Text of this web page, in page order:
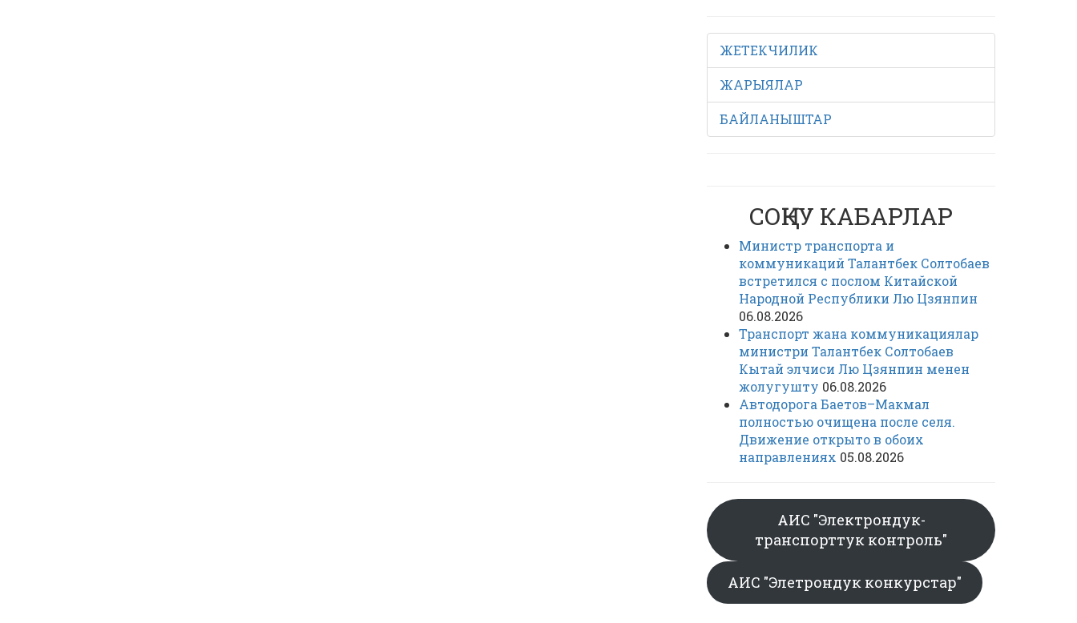
ЖЕТЕКЧИЛИК
ЖАРЫЯЛАР
БАЙЛАНЫШТАР
СОҢКУ КАБАРЛАР
Министр транспорта и
коммуникаций Талантбек Солтобаев
встретился с послом Китайской
Народной Республики Лю Цзянпин
06.08.2026
Транспорт жана коммуникациялар
министри Талантбек Солтобаев
Кытай элчиси Лю Цзянпин менен
жолугушту 06.08.2026
Автодорога Баетов–Макмал
полностью очищена после селя.
Движение открыто в обоих
направлениях 05.08.2026
АИС "Электрондук-
транспорттук контроль"
АИС "Элетрондук конкурстар"